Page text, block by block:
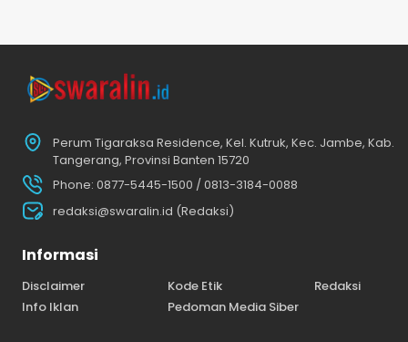
Perum Tigaraksa Residence, Kel. Kutruk, Kec. Jambe, Kab.
Tangerang, Provinsi Banten 15720
Phone: 0877-5445-1500 / 0813-3184-0088
redaksi@swaralin.id (Redaksi)
Informasi
Disclaimer Kode Etik
Redaksi
Info Iklan
Pedoman Media Siber